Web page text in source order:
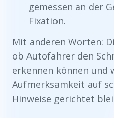
gemessen an der
Fixation.
Mit anderen Worten:
ob Autofahrer den
erkennen können und
Aufmerksamkeit auf
Hinweise gerichtet